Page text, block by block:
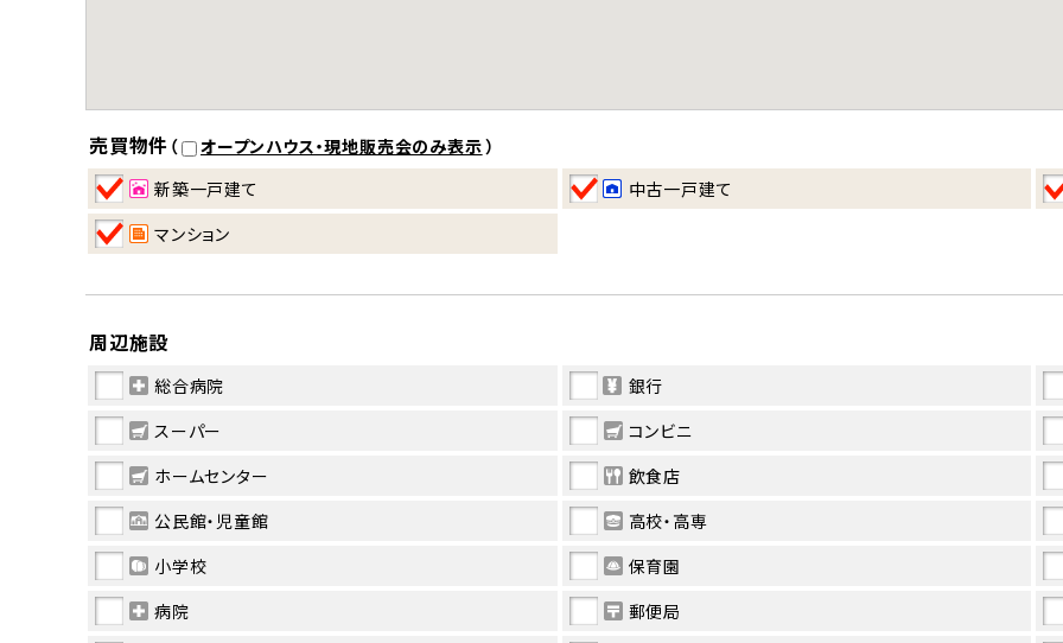
売買物件 （ オープンハウス・現地販売会のみ表示）
新築一戸建て
中古一戸建て
マンション
周辺施設
総合病院
銀行
スーパー
コンビニ
ホームセンター
飲食店
公民館・児童館
高校・高専
小学校
保育園
病院
郵便局